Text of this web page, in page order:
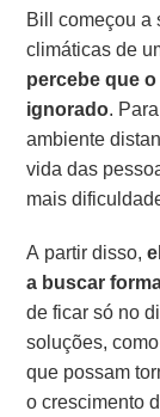
Bill começou a
climáticas de
percebe que
ignorado.
ambiente
vida das
mais
A partir disso,
a buscar
de ficar só no
soluções,
que possam
o crescimento